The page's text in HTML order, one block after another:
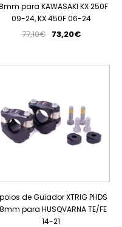
para KAWASAKI KX 250F
09-24, KX 450F 06-24
77,10€ 73,20€
de Guiador XTRIG PHDS
para HUSQVARNA TE/FE
14-21